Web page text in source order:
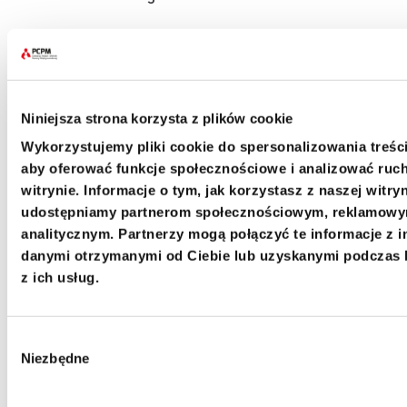
Niniejsza strona korzysta z plików cookie
Wykorzystujemy pliki cookie do spersonalizowania
aby oferować funkcje społecznościowe i analizować
witrynie. Informacje o tym, jak korzystasz z naszej
udostępniamy partnerom społecznościowym,
analitycznym. Partnerzy mogą połączyć te informacje z
danymi otrzymanymi od Ciebie lub uzyskanymi podczas
z ich usług.
zgody
Niezbędne
Wpłacam
darowiznę
Co miesiąc Jednorazowo
Wybierz kwotę